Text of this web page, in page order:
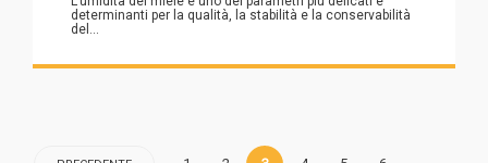
determinanti per la qualità, la stabilità e la conservabilità
del...